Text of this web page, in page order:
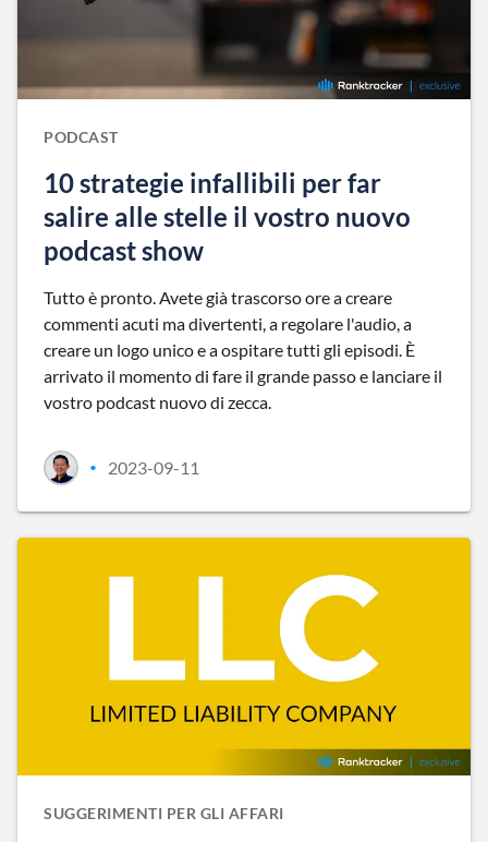
PODCAST
10 strategie infallibili per far
salire alle stelle il vostro nuovo
podcast show
Tutto è pronto. Avete già trascorso ore a creare
commenti acuti ma divertenti, a regolare l'audio, a
creare un logo unico e a ospitare tutti gli episodi. È
arrivato il momento di fare il grande passo e lanciare il
vostro podcast nuovo di zecca.
• 2023-09-11
SUGGERIMENTI PER GLI AFFARI